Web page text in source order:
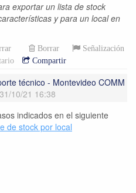
exportar un lista de stock
y para un local en
Borrar
Señalización
Compartir
técnico - Montevideo COMM
31/10/21 16:38
indicados en el siguiente
de stock por local